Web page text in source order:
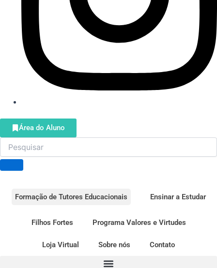
Área do Aluno
Formação de Tutores Educacionais Ensinar a Estudar
Filhos Fortes Programa Valores e Virtudes
Loja Virtual Sobre nós Contato